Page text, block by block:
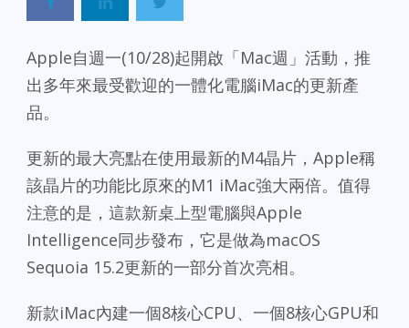
Apple自週一(10/28)起開啟「Mac週」活動，推
出多年來最受歡迎的一體化電腦iMac的更新產
品。
更新的最大亮點在使用最新的M4晶片，Apple稱
該晶片的功能比原來的M1 iMac強大兩倍。值得
注意的是，這款新桌上型電腦與Apple
Intelligence同步發布，它是做為macOS
Sequoia 15.2更新的一部分首次亮相。
新款iMac內建一個8核心CPU、一個8核心GPU和